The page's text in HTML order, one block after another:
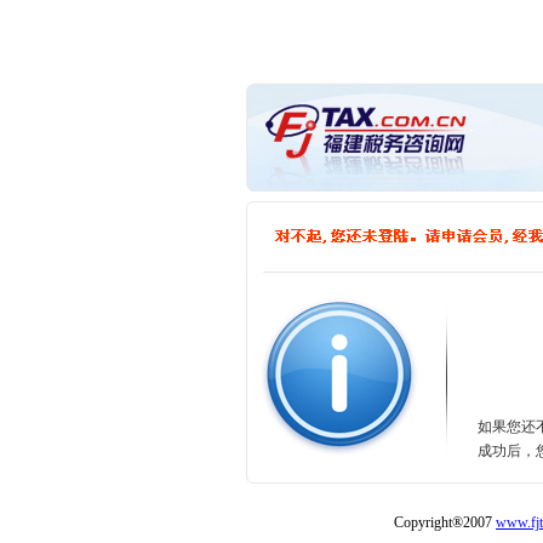
如果您还
成功后，
Copyright®2007